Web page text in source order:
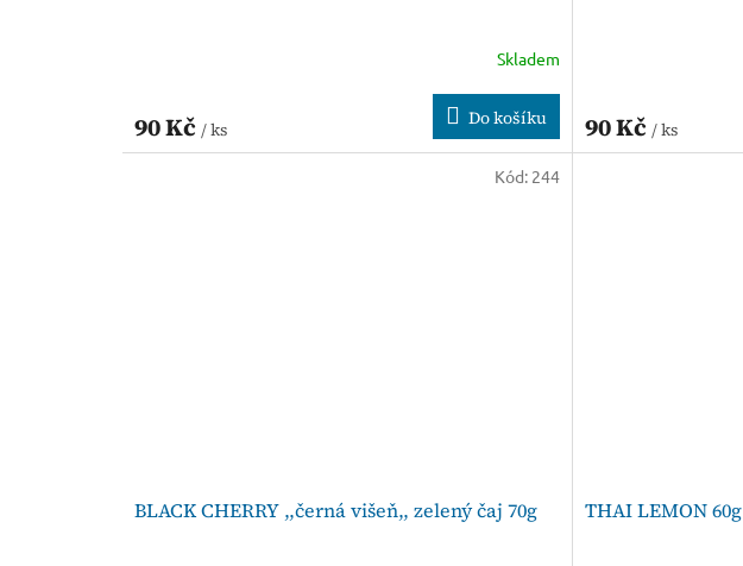
Skladem
90 Kč / ks Do košíku 90 Kč/ ks
BLACK CHERRY ,,černá višeň,, zelený čaj 70g
Kód: 244
THAI LEMON 60g